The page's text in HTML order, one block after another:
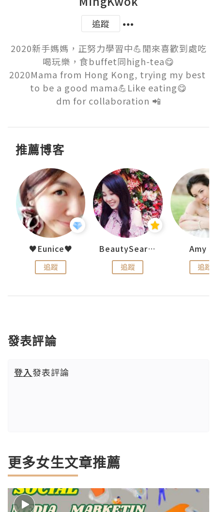
追蹤
2020新手媽媽，正努力學習中💪閒來喜歡到處吃
喝玩樂，食buffet同high-tea😋
2020Mama from Hong Kong, trying my best
to be a good mama💪Like eating😋
dm for collaboration 📲
推薦博客
♥Eunice♥
追蹤
BeautySearch
追蹤
Amy
追蹤
發表評論
登入發表評論
更多女生文章推薦